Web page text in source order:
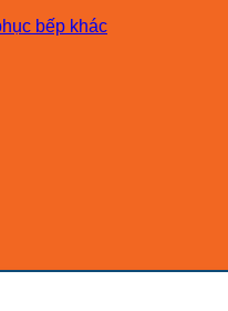
bếp khác